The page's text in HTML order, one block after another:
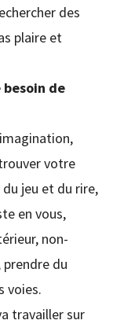
des
plaire et
de
votre
jeu et du rire,
en vous,
non-
du
voies.
travailler sur